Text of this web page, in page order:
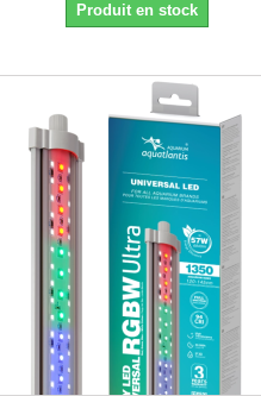
Produit en stock